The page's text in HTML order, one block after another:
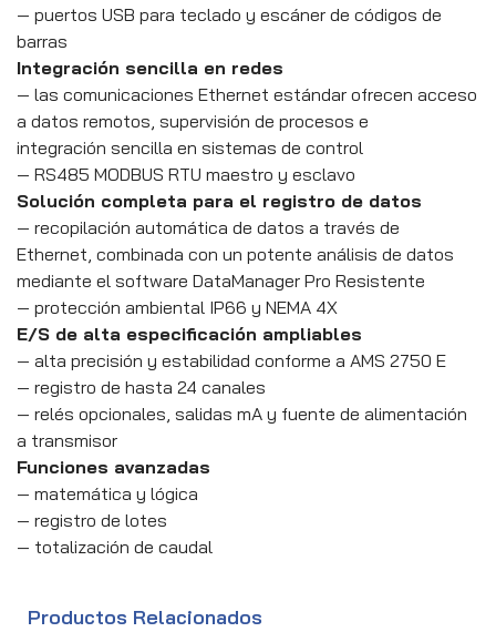
— puertos USB para teclado y escáner de códigos de
barras
Integración sencilla en redes
— las comunicaciones Ethernet estándar ofrecen acceso
a datos remotos, supervisión de procesos e
integración sencilla en sistemas de control
— RS485 MODBUS RTU maestro y esclavo
Solución completa para el registro de datos
— recopilación automática de datos a través de
Ethernet, combinada con un potente análisis de datos
mediante el software DataManager Pro Resistente
— protección ambiental IP66 y NEMA 4X
E/S de alta especificación ampliables
— alta precisión y estabilidad conforme a AMS 2750 E
— registro de hasta 24 canales
— relés opcionales, salidas mA y fuente de alimentación
a transmisor
Funciones avanzadas
— matemática y lógica
— registro de lotes
— totalización de caudal
Productos Relacionados